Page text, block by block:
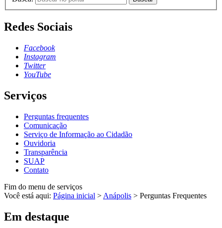
Redes Sociais
Facebook
Instagram
Twitter
YouTube
Serviços
Perguntas frequentes
Comunicação
Serviço de Informação ao Cidadão
Ouvidoria
Transparência
SUAP
Contato
Fim do menu de serviços
Você está aqui: Página inicial > Anápolis > Perguntas Frequentes
Em destaque